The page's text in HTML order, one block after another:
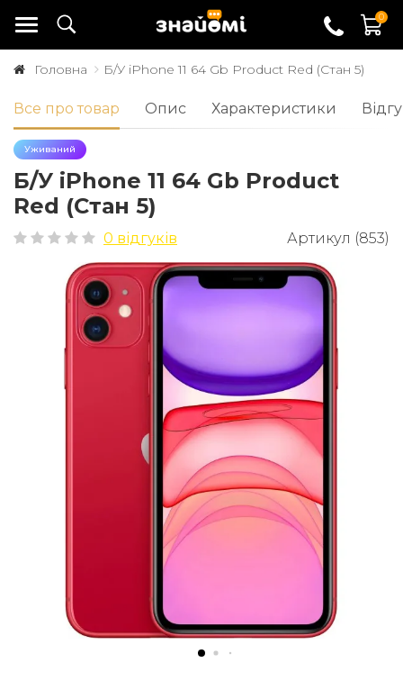
0
Головна Б/У iPhone 11 64 Gb Product Red (Стан 5)
Все про товар Опис Характеристики
Уживаний
Б/У iPhone 11 64 Gb Product
Red (Стан 5)
0 відгуків Артикул (853)